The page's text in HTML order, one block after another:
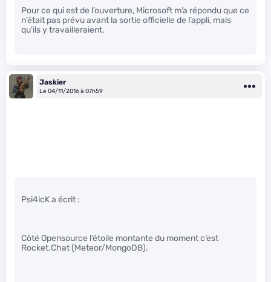
Pour ce qui est de l’ouverture, Microsoft m’a répondu que ce
n’était pas prévu avant la sortie officielle de l’appli, mais
qu’ils y travailleraient.
Jaskier
Le 04/11/2016 à 07h59
Psi4icK a écrit :
Côté Opensource l’étoile montante du moment c’est
Rocket.Chat (Meteor/MongoDB).